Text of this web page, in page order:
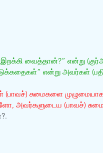
வைத்தான்?” என்று
என்று அவர்கள்
சுமைகளை முழுமையாக
அவர்களுடைய (பாவச்)